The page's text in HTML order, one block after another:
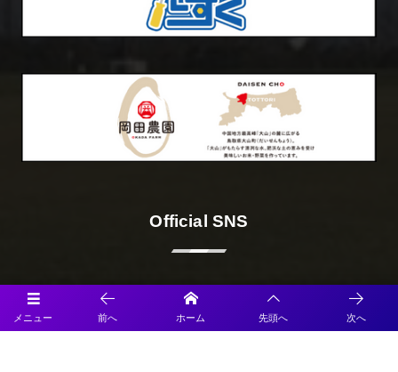
メニュー 前へ ホーム 先頭へ 次へ
Official SNS